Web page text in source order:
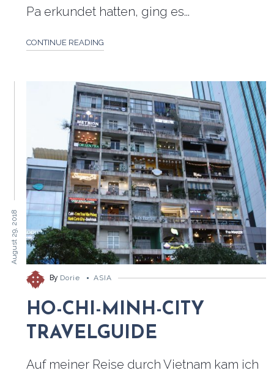
Pa erkundet hatten, ging es...
CONTINUE READING
August 29, 2018
By Dorie ASIA
HO-CHI-MINH-CITY
TRAVELGUIDE
Auf meiner Reise durch Vietnam kam ich